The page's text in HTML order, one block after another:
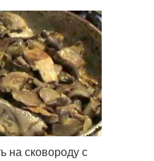
на сковороду с